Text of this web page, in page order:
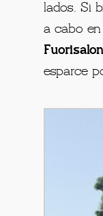
lados. Si
a cabo en
esparce